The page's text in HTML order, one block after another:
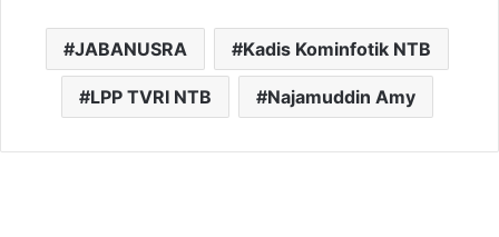
JABANUSRA Kadis Kominfotik NTB
LPP TVRI NTB Najamuddin Amy